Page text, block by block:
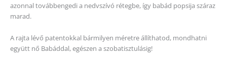
azonnal továbbengedi a nedvszívó rétegbe, így babád popsija száraz
marad.
A rajta lévő patentokkal bármilyen méretre állíthatod, mondhatni
együtt nő Babáddal, egészen a szobatisztulásig!